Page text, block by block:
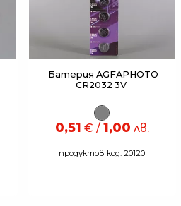
Батерия AGFAPHOTO
CR2032 3V
0,51 € / 1,00 лв.
продуктов код: 20120